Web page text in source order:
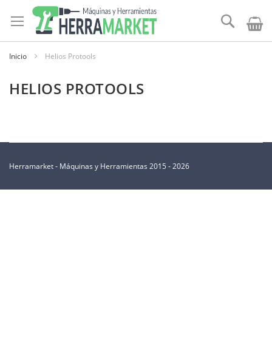
al
contenido
Buscar
Inicio Helios Protools
HELIOS PROTOOLS
Herramarket - Máquinas y Herramientas 2015 - 2026